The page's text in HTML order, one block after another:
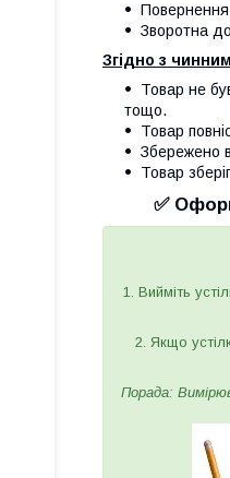
Повернення
Зворотна
Згідно з
Товар не
тощо.
Товар
Збережено
Товар
✅
1. Вийміть
2. Якщо
Порада: